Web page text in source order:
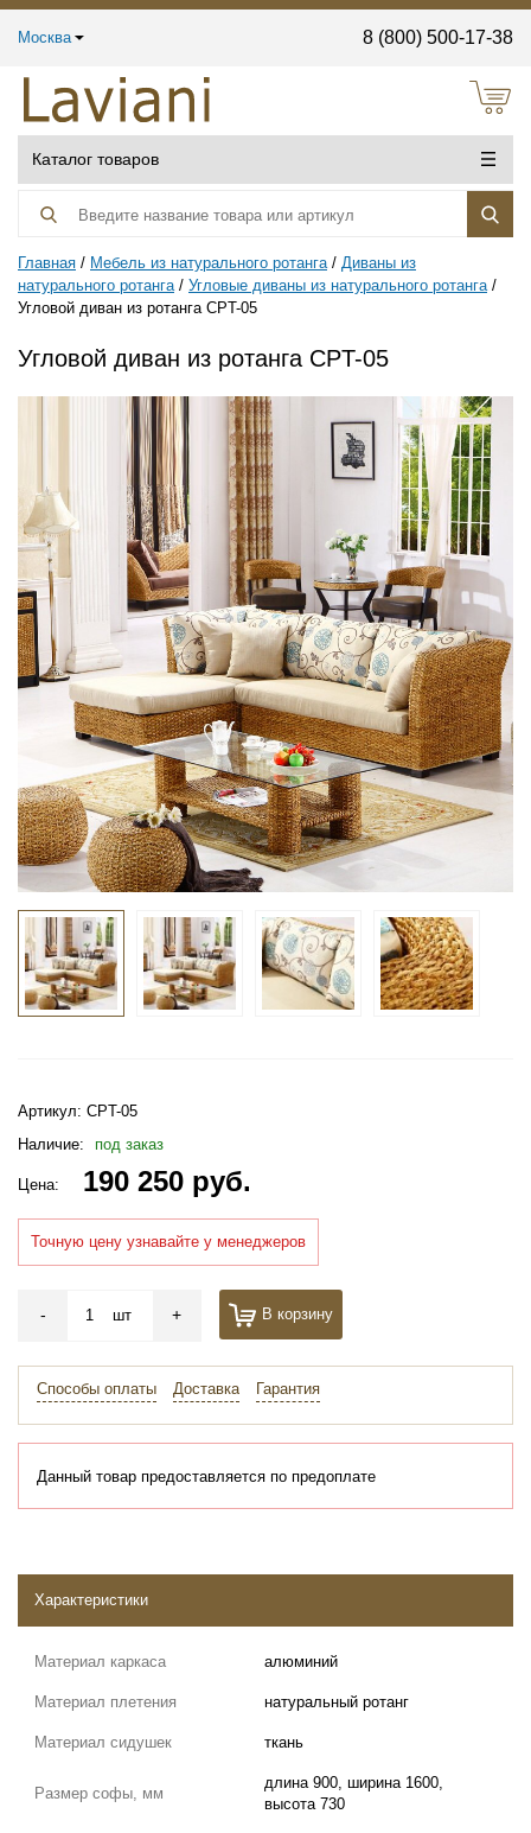
Москва 8 (800) 500-17-38
Каталог товаров
Главная Мебель из натурального ротанга
Диваны из
натурального ротанга
Угловые диваны из натурального ротанга
Угловой диван из ротанга CPT-05
Угловой диван из ротанга CPT-05
Артикул: CPT-05
Наличие:
под заказ
Цена: 190 250 руб.
Точную цену узнавайте у менеджеров
- шт + В корзину
Способы оплаты Доставка Гарантия
Данный товар предоставляется по предоплате
Характеристики
Материал каркаса алюминий
Материал плетения натуральный ротанг
Материал сидушек ткань
Размер софы, мм
длина 900, ширина 1600,
высота 730